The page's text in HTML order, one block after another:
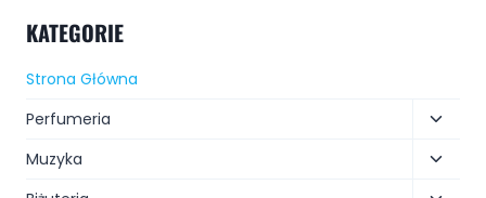
KATEGORIE
Strona Główna
Perfumeria
Muzyka